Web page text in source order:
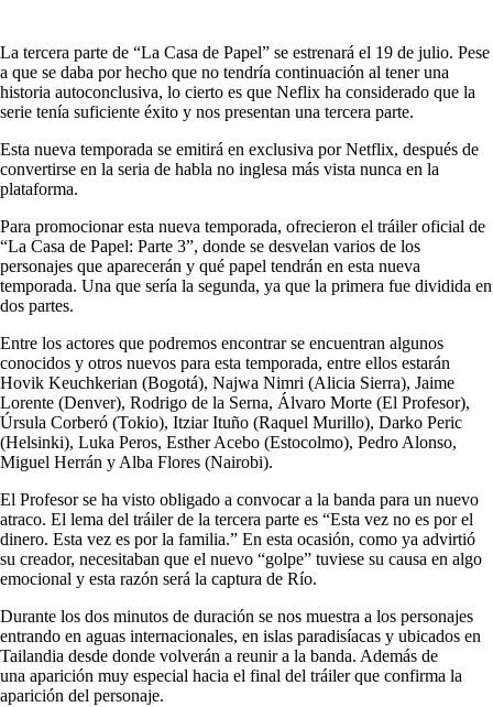
La tercera parte de “La Casa de Papel” se estrenará el 19 de julio. Pese
a que se daba por hecho que no tendría continuación al tener una
historia autoconclusiva, lo cierto es que Neflix ha considerado que la
serie tenía suficiente éxito y nos presentan una tercera parte.
Esta nueva temporada se emitirá en exclusiva por Netflix, después de
convertirse en la seria de habla no inglesa más vista nunca en la
plataforma.
Para promocionar esta nueva temporada, ofrecieron el tráiler oficial de
“La Casa de Papel: Parte 3”, donde se desvelan varios de los
personajes que aparecerán y qué papel tendrán en esta nueva
temporada. Una que sería la segunda, ya que la primera fue dividida en
dos partes.
Entre los actores que podremos encontrar se encuentran algunos
conocidos y otros nuevos para esta temporada, entre ellos estarán
Hovik Keuchkerian (Bogotá), Najwa Nimri (Alicia Sierra), Jaime
Lorente (Denver), Rodrigo de la Serna, Álvaro Morte (El Profesor),
Úrsula Corberó (Tokio), Itziar Ituño (Raquel Murillo), Darko Peric
(Helsinki), Luka Peros, Esther Acebo (Estocolmo), Pedro Alonso,
Miguel Herrán y Alba Flores (Nairobi).
El Profesor se ha visto obligado a convocar a la banda para un nuevo
atraco. El lema del tráiler de la tercera parte es “Esta vez no es por el
dinero. Esta vez es por la familia.” En esta ocasión, como ya advirtió
su creador, necesitaban que el nuevo “golpe” tuviese su causa en algo
emocional y esta razón será la captura de Río.
Durante los dos minutos de duración se nos muestra a los personajes
entrando en aguas internacionales, en islas paradisíacas y ubicados en
Tailandia desde donde volverán a reunir a la banda. Además de
una aparición muy especial hacia el final del tráiler que confirma la
aparición del personaje.